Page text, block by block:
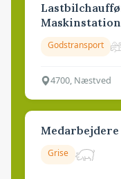
Maskinstation
Godstransport
4700, Næstved
Grise